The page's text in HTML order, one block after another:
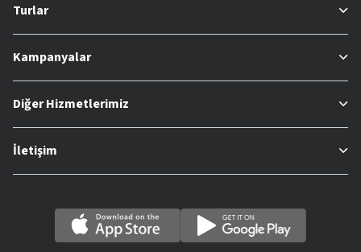
Turlar
Kampanyalar
Diğer Hizmetlerimiz
İletişim